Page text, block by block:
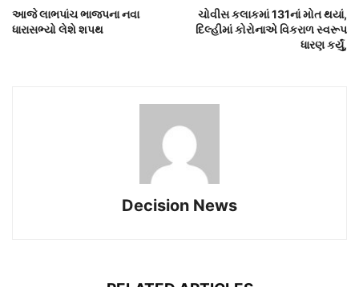
આજે લાભપાંચ ભાજપના નવા
ધારાસભ્યો લેશે શપથ
ચોવીસ કલાકમાં 131નાં મોત થયાં,
દિલ્હીમાં કોરોનાએ વિકરાળ સ્વરૂપ
ધારણ કર્યું,
Decision News